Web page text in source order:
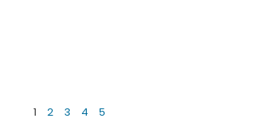
1 2 3 4 5